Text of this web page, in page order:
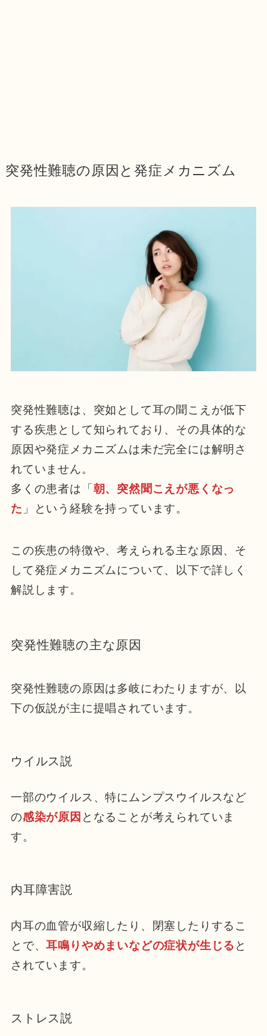
突発性難聴の原因と発症メカニズム
突発性難聴は、突如として耳の聞こえが低下
する疾患として知られており、その具体的な
原因や発症メカニズムは未だ完全には解明さ
れていません。
多くの患者は「朝、突然聞こえが悪くなっ
た 」という経験を持っています。
この疾患の特徴や、考えられる主な原因、そ
して発症メカニズムについて、以下で詳しく
解説します。
突発性難聴の主な原因
突発性難聴の原因は多岐にわたりますが、以
下の仮説が主に提唱されています。
ウイルス説
一部のウイルス、特にムンプスウイルスなど
の感染が原因 となることが考えられていま
す。
内耳障害説
内耳の血管が収縮したり、閉塞したりするこ
とで、耳鳴りやめまいなどの症状が生じる と
されています。
ストレス説